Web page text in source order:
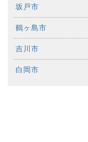
坂戸市
鶴ヶ島市
吉川市
白岡市